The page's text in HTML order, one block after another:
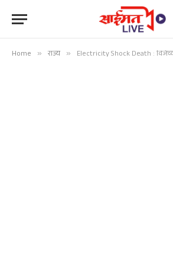
Home » राज्य » Electricity Shock Death : विजेच्या खांबाला